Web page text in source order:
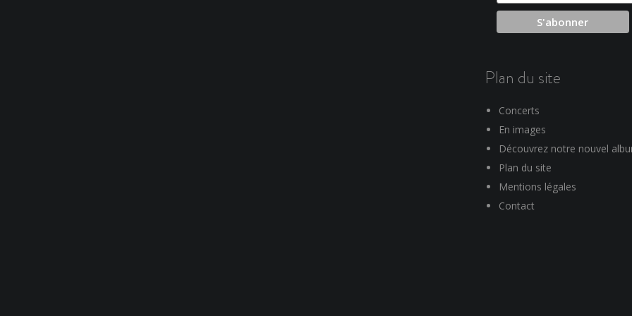
Plan du site
Concerts
En images
Découvrez notre nouvel
Plan du site
Mentions légales
Contact